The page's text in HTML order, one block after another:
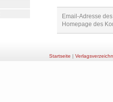
Email-Adresse
Homepage des
Startseite |